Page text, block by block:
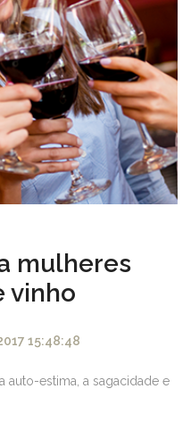
mulheres
vinho
15:48:48
auto-estima, a sagacidade e